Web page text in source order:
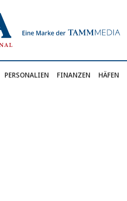
PERSONALIEN FINANZEN HÄFEN